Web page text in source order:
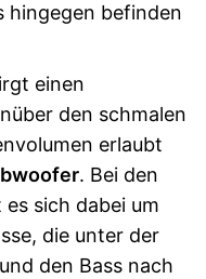
hingegen befinden
einen
den schmalen
erlaubt
. Bei den
sich dabei um
die unter der
den Bass nach